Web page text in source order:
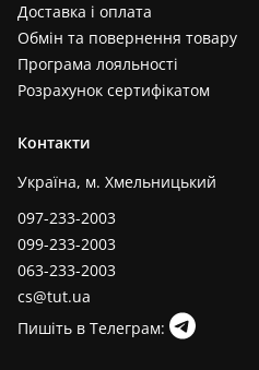
Доставка і оплата
Обмін та повернення товару
Програма лояльності
Розрахунок сертифікатом
Контакти
Україна, м. Хмельницький
097-233-2003
099-233-2003
063-233-2003
cs@tut.ua
Пишіть в Телеграм: